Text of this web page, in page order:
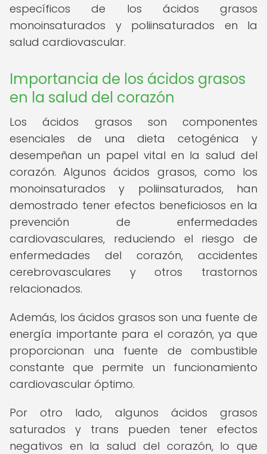
específicos de los ácidos grasos
monoinsaturados y poliinsaturados en la
salud cardiovascular.
Importancia de los ácidos grasos
en la salud del corazón
Los ácidos grasos son componentes
esenciales de una dieta cetogénica y
desempeñan un papel vital en la salud del
corazón. Algunos ácidos grasos, como los
monoinsaturados y poliinsaturados, han
demostrado tener efectos beneficiosos en la
prevención de enfermedades
cardiovasculares, reduciendo el riesgo de
enfermedades del corazón, accidentes
cerebrovasculares y otros trastornos
relacionados.
Además, los ácidos grasos son una fuente de
energía importante para el corazón, ya que
proporcionan una fuente de combustible
constante que permite un funcionamiento
cardiovascular óptimo.
Por otro lado, algunos ácidos grasos
saturados y trans pueden tener efectos
negativos en la salud del corazón, lo que